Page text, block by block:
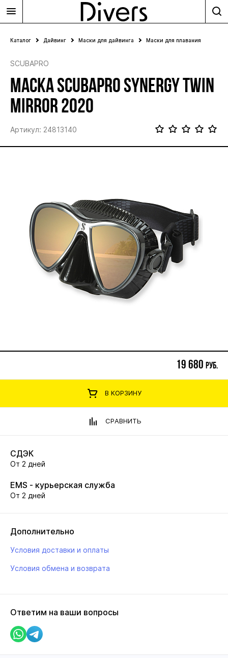
Каталог Дайвинг Маски для дайвинга Маски для плавания
SCUBAPRO
МАСКА SCUBAPRO SYNERGY TWIN
MIRROR 2020
Артикул: 24813140
19 680 руб.
В КОРЗИНУ
СРАВНИТЬ
СДЭК
От 2 дней
EMS - курьерская служба
От 2 дней
Дополнительно
Условия доставки и оплаты
Условия обмена и возврата
Ответим на ваши вопросы